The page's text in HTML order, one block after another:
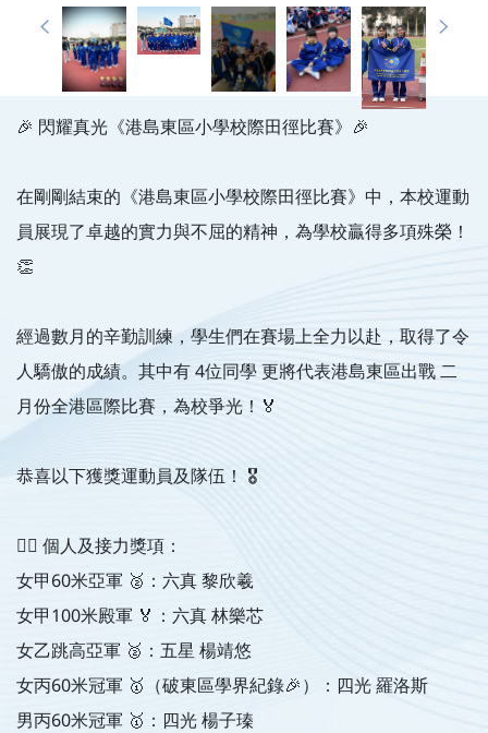
🎉 閃耀真光《港島東區小學校際田徑比賽》🎉
在剛剛結束的《港島東區小學校際田徑比賽》中，本校運動
員展現了卓越的實力與不屈的精神，為學校贏得多項殊榮！
👏
經過數月的辛勤訓練，學生們在賽場上全力以赴，取得了令
人驕傲的成績。其中有 4位同學 更將代表港島東區出戰 二
月份全港區際比賽，為校爭光！🏅
恭喜以下獲獎運動員及隊伍！ 🎖️
🏃‍♀️ 個人及接力獎項：
女甲60米亞軍 🥈：六真 黎欣羲
女甲100米殿軍 🏅：六真 林樂芯
女乙跳高亞軍 🥈：五星 楊靖悠
女丙60米冠軍 🥇（破東區學界紀錄🎉）：四光 羅洛斯
男丙60米冠軍 🥇：四光 楊子瑧